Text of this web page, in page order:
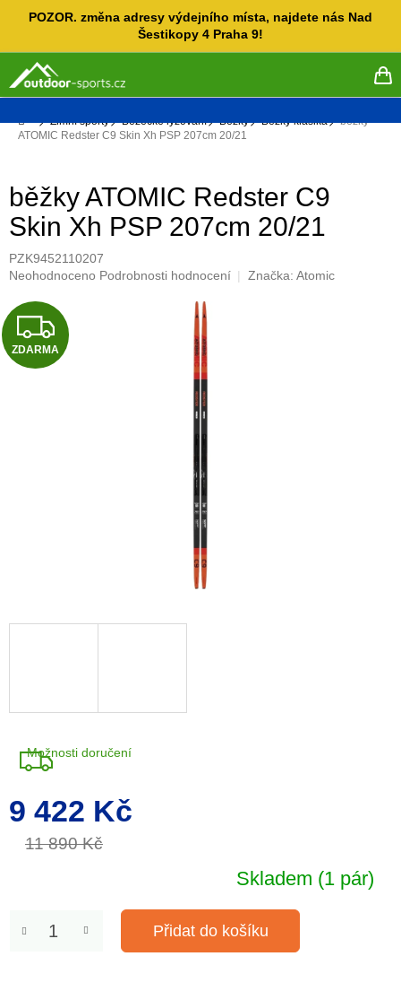
POZOR. změna adresy výdejního místa, najdete nás Nad
Šestikopy 4 Praha 9!
Domů
Zimní sporty Běžecké lyžování Běžky Běžky klasika
běžky
ATOMIC Redster C9 Skin Xh PSP 207cm 20/21
běžky ATOMIC Redster C9
Skin Xh PSP 207cm 20/21
PZK9452110207
Průměrné
produktu
0,0
z
Neohodnoceno Podrobnosti hodnocení Značka: Atomic
Z
D
ZDARMA
11 890 Kč
9 422 Kč
Měrná
cena:
Skladem (1 pár)
Možnosti doručení
Přidat do košíku